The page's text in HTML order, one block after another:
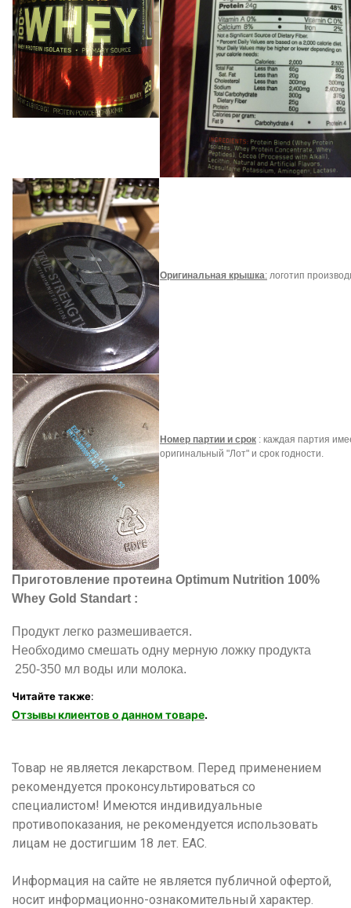
Оригинальная крышка: логотип
Номер партии и срок : каждая партия
оригинальный "Лот" и срок годности.
Приготовление протеина Optimum Nutrition 100%
Whey Gold Standart :
Продукт легко размешивается.
Необходимо смешать одну мерную ложку продукта
250-350 мл воды или молока.
Читайте также:
Отзывы клиентов о данном товаре.
Товар не является лекарством. Перед применением
рекомендуется проконсультироваться со
специалистом! Имеются индивидуальные
противопоказания, не рекомендуется использовать
лицам не достигшим 18 лет. ЕАС.
Информация на сайте не является публичной офертой,
носит информационно-ознакомительный характер.